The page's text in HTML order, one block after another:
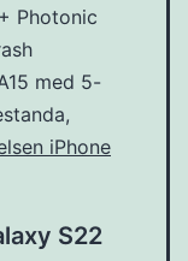
Photonic
med 5-
iPhone
S22